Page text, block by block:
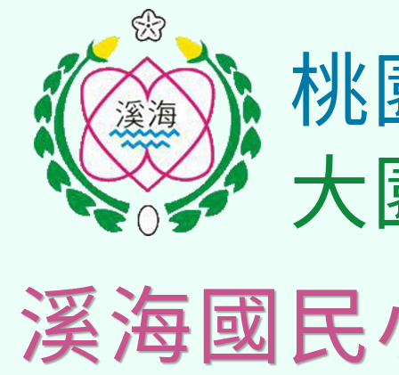
桃
大
溪海國民